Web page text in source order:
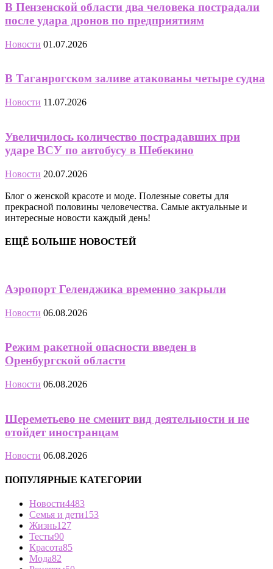
В Пензенской области два человека пострадали
после удара дронов по предприятиям
Новости 01.07.2026
В Таганрогском заливе атакованы четыре судна
Новости 11.07.2026
Увеличилось количество пострадавших при
ударе ВСУ по автобусу в Шебекино
Новости 20.07.2026
Блог о женской красоте и моде. Полезные советы для
прекрасной половины человечества. Самые актуальные и
интересные новости каждый день!
ЕЩЁ БОЛЬШЕ НОВОСТЕЙ
Аэропорт Геленджика временно закрыли
Новости 06.08.2026
Режим ракетной опасности введен в
Оренбургской области
Новости 06.08.2026
Шереметьево не сменит вид деятельности и не
отойдет иностранцам
Новости 06.08.2026
ПОПУЛЯРНЫЕ КАТЕГОРИИ
Новости4483
Семья и дети153
Жизнь127
Тесты90
Красота85
Мода82